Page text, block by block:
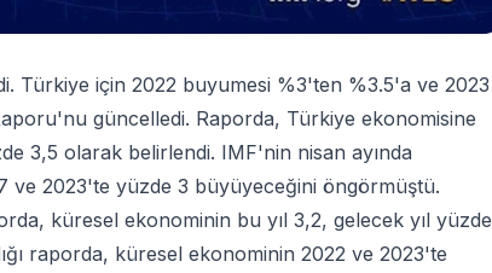
Türkiye için 2022 buyumesi %3'ten %3.5'a ve 2023
güncelledi. Raporda, Türkiye ekonomisine
3,5 olarak belirlendi. IMF'nin nisan ayında
ve 2023'te yüzde 3 büyüyeceğini öngörmüştü.
küresel ekonominin bu yıl 3,2, gelecek yıl yüzde
raporda, küresel ekonominin 2022 ve 2023'te